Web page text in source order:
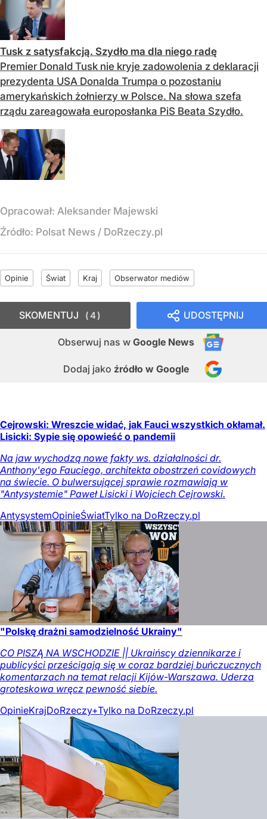
Tusk z satysfakcją. Szydło ma dla niego radę
Premier Donald Tusk nie kryje zadowolenia z deklaracji
prezydenta USA Donalda Trumpa o pozostaniu
amerykańskich żołnierzy w Polsce. Na słowa szefa
rządu zareagowała europosłanka PiS Beata Szydło.
Opracował: Aleksander Majewski
Źródło: Polsat News / DoRzeczy.pl
Opinie Świat Kraj Obserwator mediów
UDOSTĘPNIJ
Obserwuj nas w Google News
Dodaj jako źródło w Google
SKOMENTUJ 4
Cejrowski: Wreszcie widać, jak Fauci wszystkich okłamał.
Lisicki: Sypie się opowieść o pandemii
Na jaw wychodzą nowe fakty ws. działalności dr.
Anthony'ego Fauciego, architekta obostrzeń covidowych
na świecie. O bulwersującej sprawie rozmawiają w
"Antysystemie" Paweł Lisicki i Wojciech Cejrowski.
AntysystemOpinieŚwiatTylko na DoRzeczy.pl
"Polskę drażni samodzielność Ukrainy"
CO PISZĄ NA WSCHODZIE || Ukraińscy dziennikarze i
publicyści prześcigają się w coraz bardziej buńczucznych
komentarzach na temat relacji Kijów-Warszawa. Uderza
groteskowa wręcz pewność siebie.
OpinieKrajDoRzeczy+Tylko na DoRzeczy.pl